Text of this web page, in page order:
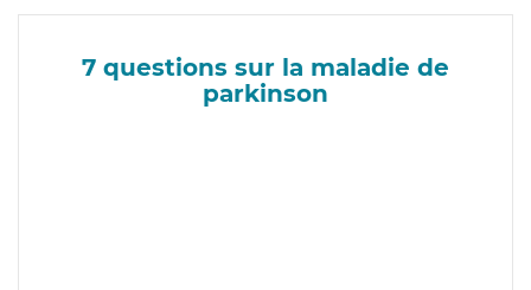
7 questions sur la maladie de
parkinson